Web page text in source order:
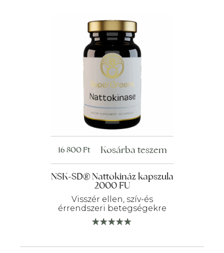
NSK-SD® Nattokináz kapszula
2000 FU
Visszér ellen, szív-és
érrendszeri betegségekre
16 800Ft Kosárba teszem